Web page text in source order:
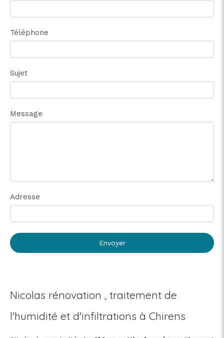
Téléphone
Sujet
Message
Adresse
Envoyer
Nicolas rénovation , traitement de
l'humidité et d'infiltrations à Chirens